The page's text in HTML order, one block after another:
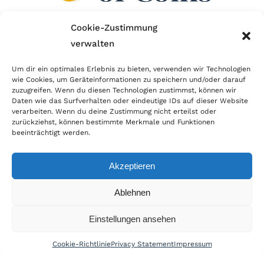
Cookie-Zustimmung
verwalten
Um dir ein optimales Erlebnis zu bieten, verwenden wir Technologien
wie Cookies, um Geräteinformationen zu speichern und/oder darauf
zuzugreifen. Wenn du diesen Technologien zustimmst, können wir
Daten wie das Surfverhalten oder eindeutige IDs auf dieser Website
verarbeiten. Wenn du deine Zustimmung nicht erteilst oder
zurückziehst, können bestimmte Merkmale und Funktionen
beeinträchtigt werden.
Akzeptieren
Ablehnen
Einstellungen ansehen
Cookie-RichtliniePrivacy StatementImpressum
Wir sind Mitglied im Händlerbund!
Der Händlerbund setzt sich für sicheren und
erfolgreichen E-Commerce ein. Auch wir sind wie
viele Onlineshops im Netz Mitglied im Händlerbund
und unterstützen fairen Onlinehandel.
© Copyright 2021 | World of Coins |Impressum|Datenschutz|Cookie
|Zahlung & Versand